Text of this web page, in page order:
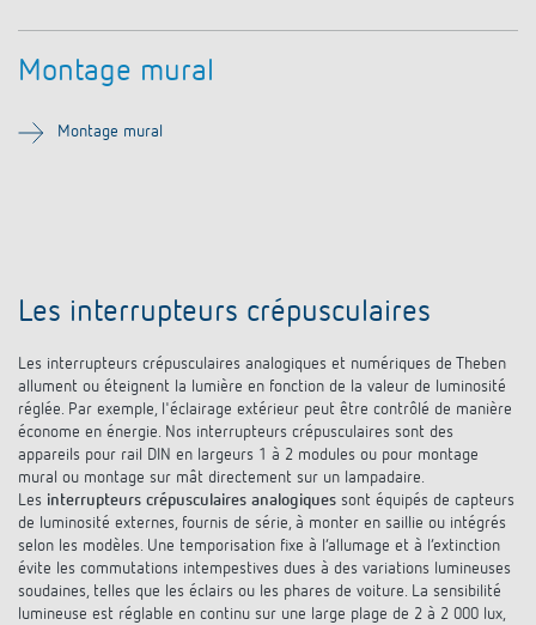
LUXORliving
Détecteurs de présence et de mouvement
Aérez correctement: les capteurs de CO2
de Theben
Régulation de la température
Références
Application de Theben
Télérupteur impulsionnel OKTO de Theben
Commande de catalogue
Séminaires
Communiqué de presse
Hotline
Montage mural
Montage mural
Les interrupteurs crépusculaires
Les interrupteurs crépusculaires analogiques et numériques de Theben
allument ou éteignent la lumière en fonction de la valeur de luminosité
réglée. Par exemple, l'éclairage extérieur peut être contrôlé de manière
économe en énergie. Nos interrupteurs crépusculaires sont des
appareils pour rail DIN en largeurs 1 à 2 modules ou pour montage
mural ou montage sur mât directement sur un lampadaire.
Les interrupteurs crépusculaires analogiques sont équipés de capteurs
de luminosité externes, fournis de série, à monter en saillie ou intégrés
selon les modèles. Une temporisation fixe à l’allumage et à l’extinction
évite les commutations intempestives dues à des variations lumineuses
soudaines, telles que les éclairs ou les phares de voiture. La sensibilité
lumineuse est réglable en continu sur une large plage de 2 à 2 000 lux,